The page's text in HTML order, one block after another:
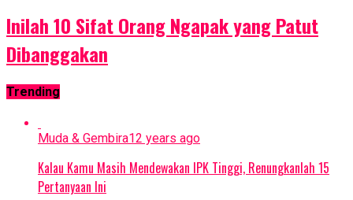
Inilah 10 Sifat Orang Ngapak yang Patut
Dibanggakan
Trending
Muda & Gembira12 years ago
Kalau Kamu Masih Mendewakan IPK Tinggi, Renungkanlah 15
Pertanyaan Ini